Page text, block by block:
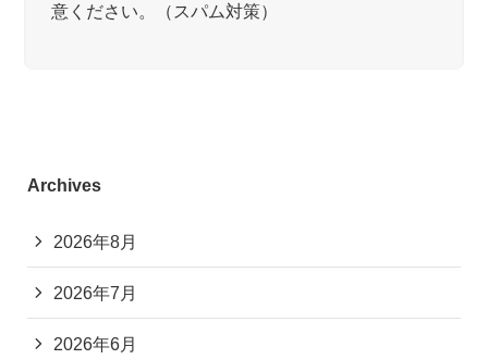
意ください。（スパム対策）
Archives
2026年8月
2026年7月
2026年6月